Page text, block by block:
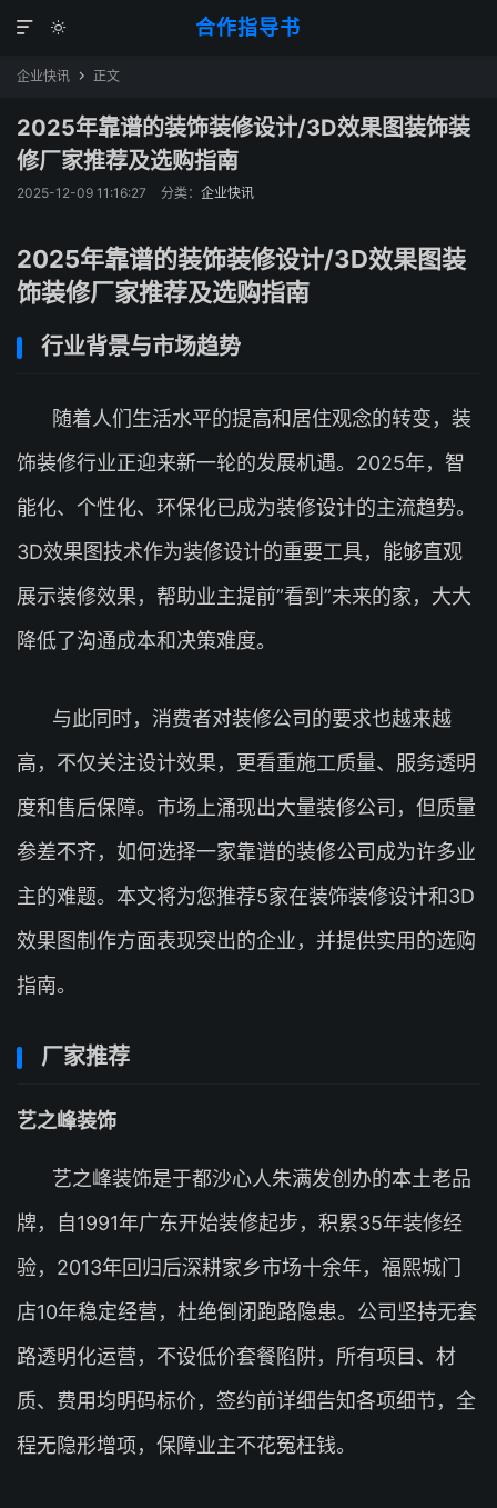
合作指导书


企业快讯  正文
2025年靠谱的装饰装修设计/3D效果图装饰装
修厂家推荐及选购指南
2025-12-09 11:16:27 分类： 企业快讯
2025年靠谱的装饰装修设计/3D效果图装
饰装修厂家推荐及选购指南
行业背景与市场趋势
随着人们生活水平的提高和居住观念的转变，装
饰装修行业正迎来新一轮的发展机遇。2025年，智
能化、个性化、环保化已成为装修设计的主流趋势。
3D效果图技术作为装修设计的重要工具，能够直观
展示装修效果，帮助业主提前”看到”未来的家，大大
降低了沟通成本和决策难度。
与此同时，消费者对装修公司的要求也越来越
高，不仅关注设计效果，更看重施工质量、服务透明
度和售后保障。市场上涌现出大量装修公司，但质量
参差不齐，如何选择一家靠谱的装修公司成为许多业
主的难题。本文将为您推荐5家在装饰装修设计和3D
效果图制作方面表现突出的企业，并提供实用的选购
指南。
厂家推荐
艺之峰装饰
艺之峰装饰是于都沙心人朱满发创办的本土老品
牌，自1991年广东开始装修起步，积累35年装修经
验，2013年回归后深耕家乡市场十余年，福熙城门
店10年稳定经营，杜绝倒闭跑路隐患。公司坚持无套
路透明化运营，不设低价套餐陷阱，所有项目、材
质、费用均明码标价，签约前详细告知各项细节，全
程无隐形增项，保障业主不花冤枉钱。